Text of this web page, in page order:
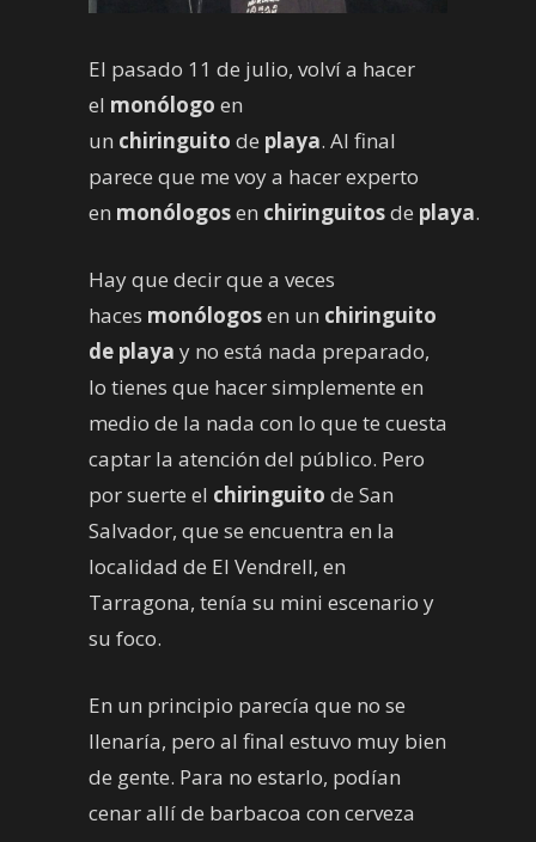
El pasado 11 de julio, volví a hacer
el monólogo en
un chiringuito de playa. Al final
parece que me voy a hacer experto
en monólogosen chiringuitosde playa.
Hay que decir que a veces
haces monólogosen un chiringuito
de playa y no está nada preparado,
lo tienes que hacer simplemente en
medio de la nada con lo que te cuesta
captar la atención del público. Pero
por suerte el chiringuito de San
Salvador, que se encuentra en la
localidad de El Vendrell, en
Tarragona, tenía su mini escenario y
su foco.
En un principio parecía que no se
llenaría, pero al final estuvo muy bien
de gente. Para no estarlo, podían
cenar allí de barbacoa con cerveza